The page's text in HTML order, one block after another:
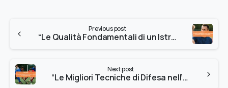
Previous post
“Le Qualità Fondamentali di un Istruttore di Atletica Leggera di Successo”
Next post
“Le Migliori Tecniche di Difesa nell’Hockey su Prato Moderno”